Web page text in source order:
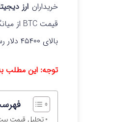
خریداران ارز
بالای ۴۵۴۰۰ دلار رسیده است.
توجه: این مطلب